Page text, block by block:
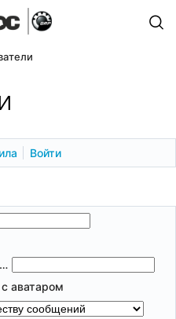
Войти
…
аватаром